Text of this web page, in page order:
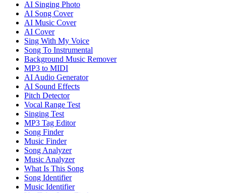
AI Singing Photo
AI Song Cover
AI Music Cover
AI Cover
Sing With My Voice
Song To Instrumental
Background Music Remover
MP3 to MIDI
AI Audio Generator
AI Sound Effects
Pitch Detector
Vocal Range Test
Singing Test
MP3 Tag Editor
Song Finder
Music Finder
Song Analyzer
Music Analyzer
What Is This Song
Song Identifier
Music Identifier